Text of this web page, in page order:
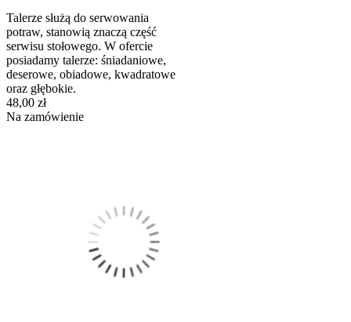
Talerze służą do serwowania
potraw, stanowią znaczą część
serwisu stołowego. W ofercie
posiadamy talerze: śniadaniowe,
deserowe, obiadowe, kwadratowe
oraz głębokie.
48,00 zł
Na zamówienie